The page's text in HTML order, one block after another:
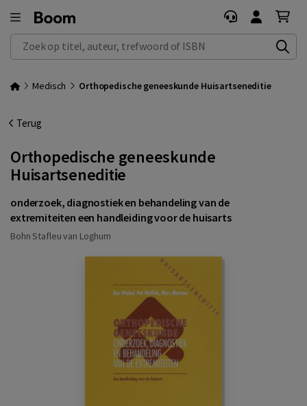
Zoek op titel, auteur, trefwoord of ISBN
Medisch Orthopedische geneeskunde Huisartseneditie
Terug
Orthopedische geneeskunde
Huisartseneditie
onderzoek, diagnostiek en behandeling van de
extremiteiten een handleiding voor de huisarts
Bohn Stafleu van Loghum